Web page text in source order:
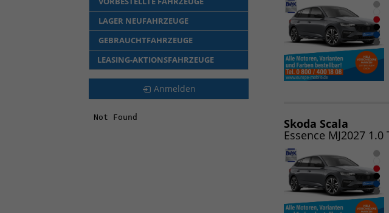
Skoda Scala
Essence MJ2027 1.0
LAGER NEUFAHRZEUGE
GEBRAUCHTFAHRZEUGE
LEASING-AKTIONSFAHRZEUGE
Anmelden